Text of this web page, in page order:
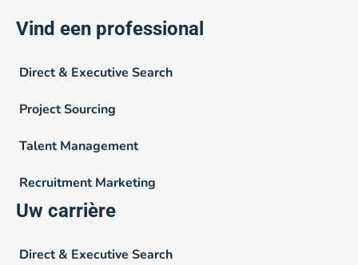
Vind een professional
Direct & Executive Search
Project Sourcing
Talent Management
Recruitment Marketing
Uw carrière
Direct & Executive Search